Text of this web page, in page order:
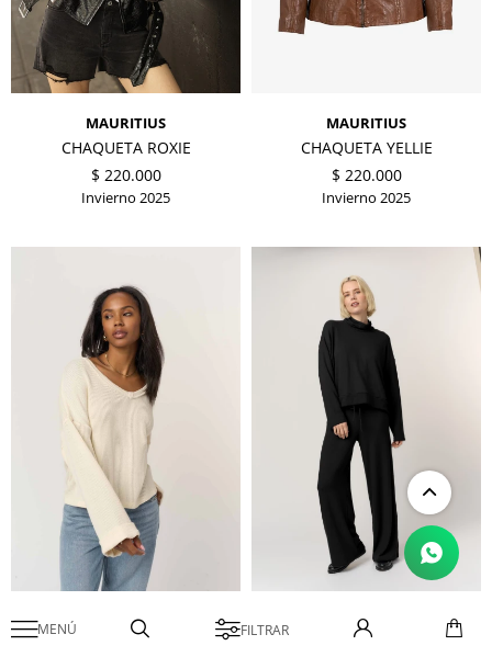

MAURITIUS
CHAQUETA ROXIE
$ 220.000
Invierno 2025
MAURITIUS
CHAQUETA YELLIE
$ 220.000
Invierno 2025
PROJECT SOCIAL
REMERA
PROJECT SOCIAL